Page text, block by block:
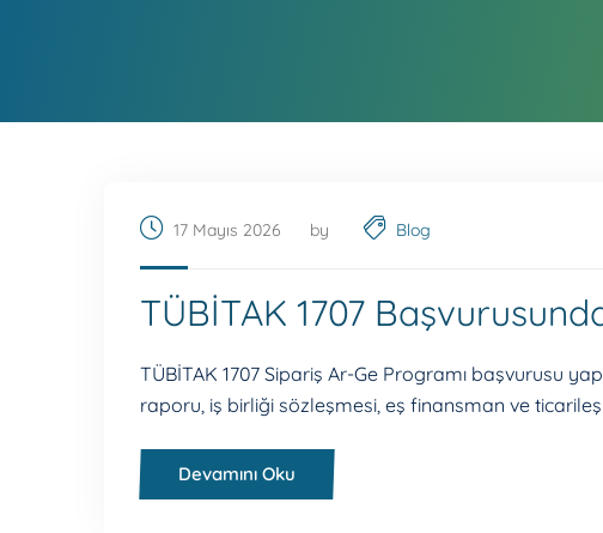
17 Mayıs 2026 by Blog
TÜBİTAK 1707
TÜBİTAK 1707 Sipariş Ar-Ge Programı başvurusu
raporu, iş birliği sözleşmesi, eş finansman ve
Devamını Oku